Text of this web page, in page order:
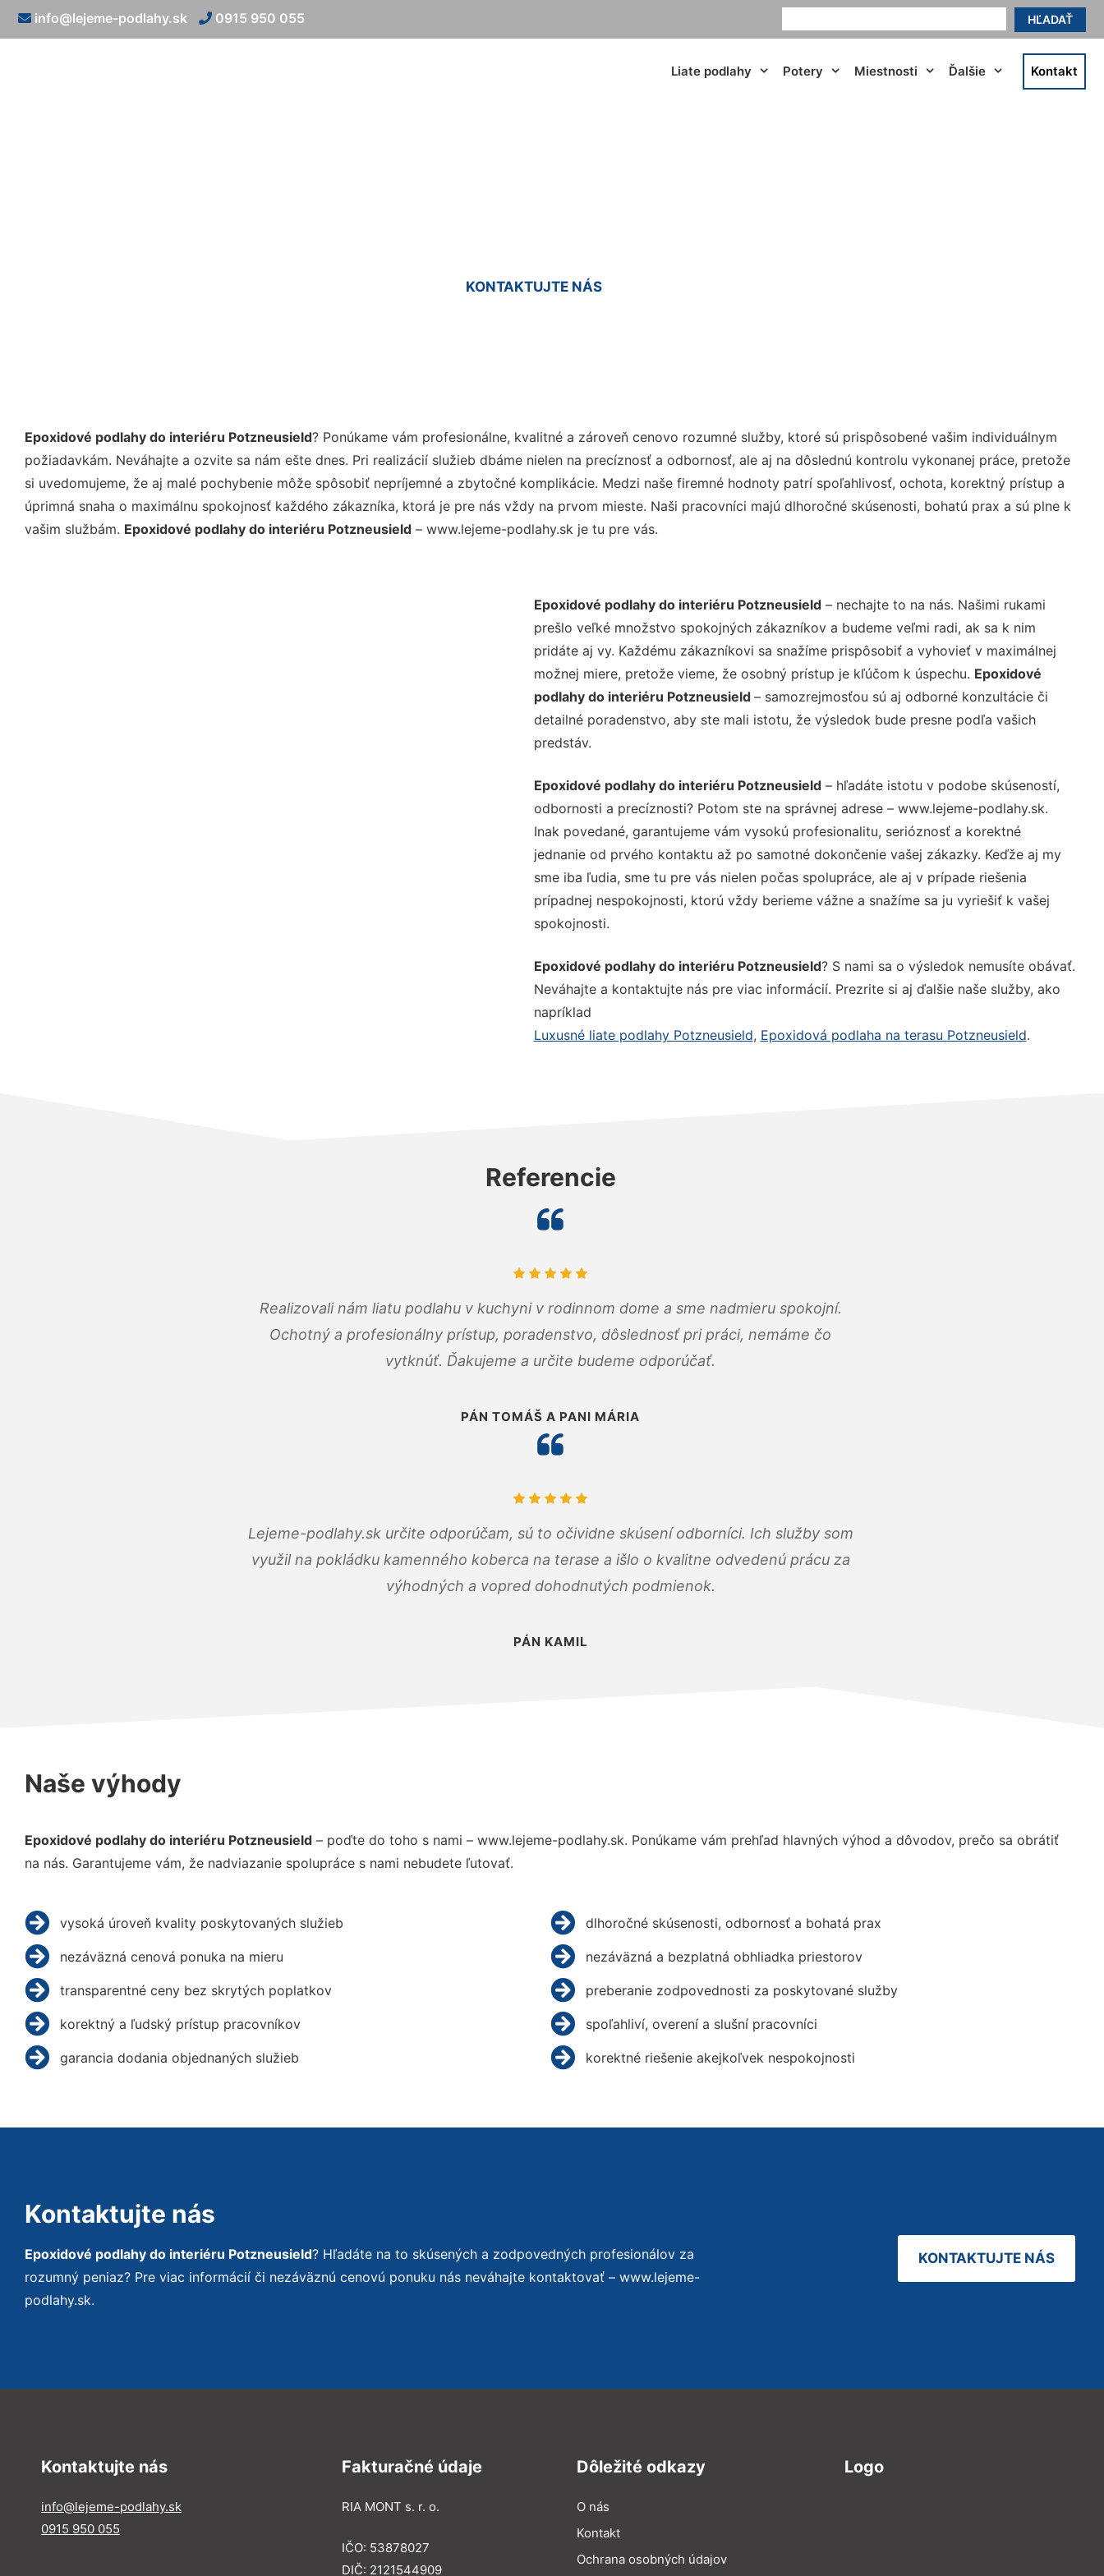
HĽADAŤ
info@lejeme-podlahy.sk 0915 950 055
Liate podlahy Potery Miestnosti Ďalšie Kontakt
KONTAKTUJTE NÁS
Epoxidové podlahy do interiéru Potzneusield? Ponúkame vám profesionálne, kvalitné a zároveň cenovo rozumné služby, ktoré sú prispôsobené vašim individuálnym
požiadavkám. Neváhajte a ozvite sa nám ešte dnes. Pri realizácií služieb dbáme nielen na precíznosť a odbornosť, ale aj na dôslednú kontrolu vykonanej práce, pretože
si uvedomujeme, že aj malé pochybenie môže spôsobiť nepríjemné a zbytočné komplikácie. Medzi naše firemné hodnoty patrí spoľahlivosť, ochota, korektný prístup a
úprimná snaha o maximálnu spokojnosť každého zákazníka, ktorá je pre nás vždy na prvom mieste. Naši pracovníci majú dlhoročné skúsenosti, bohatú prax a sú plne k
vašim službám. Epoxidové podlahy do interiéru Potzneusield – www.lejeme-podlahy.sk je tu pre vás.
Epoxidové podlahy do interiéru Potzneusield– nechajte to na nás. Našimi rukami
prešlo veľké množstvo spokojných zákazníkov a budeme veľmi radi, ak sa k nim
pridáte aj vy. Každému zákazníkovi sa snažíme prispôsobiť a vyhovieť v maximálnej
možnej miere, pretože vieme, že osobný prístup je kľúčom k úspechu. Epoxidové
podlahy do interiéru Potzneusield – samozrejmosťou sú aj odborné konzultácie či
detailné poradenstvo, aby ste mali istotu, že výsledok bude presne podľa vašich
predstáv.
Epoxidové podlahy do interiéru Potzneusield– hľadáte istotu v podobe skúseností,
odbornosti a precíznosti? Potom ste na správnej adrese – www.lejeme-podlahy.sk.
Inak povedané, garantujeme vám vysokú profesionalitu, serióznosť a korektné
jednanie od prvého kontaktu až po samotné dokončenie vašej zákazky. Keďže aj my
sme iba ľudia, sme tu pre vás nielen počas spolupráce, ale aj v prípade riešenia
prípadnej nespokojnosti, ktorú vždy berieme vážne a snažíme sa ju vyriešiť k vašej
spokojnosti.
Epoxidové podlahy do interiéru Potzneusield? S nami sa o výsledok nemusíte obávať.
Neváhajte a kontaktujte nás pre viac informácií. Prezrite si aj ďalšie naše služby, ako
napríklad
Luxusné liate podlahy Potzneusield, Epoxidová podlaha na terasu Potzneusield.
Referencie
Realizovali nám liatu podlahu v kuchyni v rodinnom dome a sme nadmieru spokojní.
Ochotný a profesionálny prístup, poradenstvo, dôslednosť pri práci, nemáme čo
vytknúť. Ďakujeme a určite budeme odporúčať.
PÁN TOMÁŠ A PANI MÁRIA
Lejeme-podlahy.sk určite odporúčam, sú to očividne skúsení odborníci. Ich služby som
využil na pokládku kamenného koberca na terase a išlo o kvalitne odvedenú prácu za
výhodných a vopred dohodnutých podmienok.
PÁN KAMIL
Naše výhody
Epoxidové podlahy do interiéru Potzneusield – poďte do toho s nami – www.lejeme-podlahy.sk. Ponúkame vám prehľad hlavných výhod a dôvodov, prečo sa obrátiť
na nás. Garantujeme vám, že nadviazanie spolupráce s nami nebudete ľutovať.
vysoká úroveň kvality poskytovaných služieb
nezáväzná cenová ponuka na mieru
transparentné ceny bez skrytých poplatkov
korektný a ľudský prístup pracovníkov
garancia dodania objednaných služieb
dlhoročné skúsenosti, odbornosť a bohatá prax
nezáväzná a bezplatná obhliadka priestorov
preberanie zodpovednosti za poskytované služby
spoľahliví, overení a slušní pracovníci
korektné riešenie akejkoľvek nespokojnosti
Kontaktujte nás
Epoxidové podlahy do interiéru Potzneusield? Hľadáte na to skúsených a zodpovedných profesionálov za
rozumný peniaz? Pre viac informácií či nezáväznú cenovú ponuku nás neváhajte kontaktovať – www.lejeme-
podlahy.sk.
KONTAKTUJTE NÁS
Kontaktujte nás
info@lejeme-podlahy.sk
0915 950 055
Fakturačné údaje
RIA MONT s. r. o.
IČO: 53878027
DIČ: 2121544909
Dôležité odkazy
O nás
Kontakt
Ochrana osobných údajov
Logo